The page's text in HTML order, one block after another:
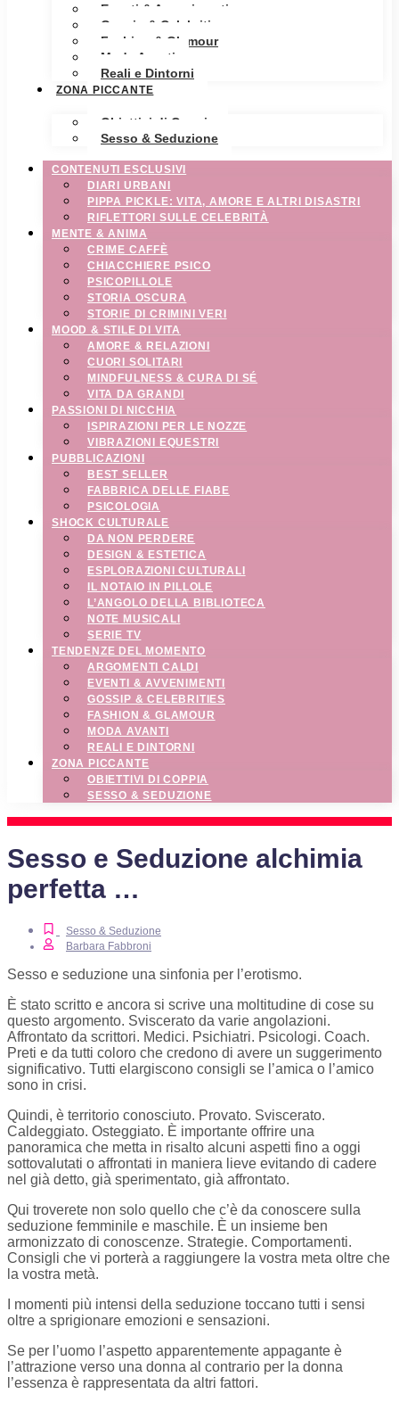
Eventi & Avvenimenti
Gossip & Celebrities
Fashion & Glamour
Moda Avanti
Reali e Dintorni
ZONA PICCANTE
Obiettivi di Coppia
Sesso & Seduzione
CONTENUTI ESCLUSIVI
DIARI URBANI
PIPPA PICKLE: VITA, AMORE E ALTRI DISASTRI
RIFLETTORI SULLE CELEBRITÀ
MENTE & ANIMA
CRIME CAFFÈ
CHIACCHIERE PSICO
PSICOPILLOLE
STORIA OSCURA
STORIE DI CRIMINI VERI
MOOD & STILE DI VITA
AMORE & RELAZIONI
CUORI SOLITARI
MINDFULNESS & CURA DI SÉ
VITA DA GRANDI
PASSIONI DI NICCHIA
ISPIRAZIONI PER LE NOZZE
VIBRAZIONI EQUESTRI
PUBBLICAZIONI
BEST SELLER
FABBRICA DELLE FIABE
PSICOLOGIA
SHOCK CULTURALE
DA NON PERDERE
DESIGN & ESTETICA
ESPLORAZIONI CULTURALI
IL NOTAIO IN PILLOLE
L’ANGOLO DELLA BIBLIOTECA
NOTE MUSICALI
SERIE TV
TENDENZE DEL MOMENTO
ARGOMENTI CALDI
EVENTI & AVVENIMENTI
GOSSIP & CELEBRITIES
FASHION & GLAMOUR
MODA AVANTI
REALI E DINTORNI
ZONA PICCANTE
OBIETTIVI DI COPPIA
SESSO & SEDUZIONE
Sesso e Seduzione alchimia
perfetta …
Sesso & Seduzione
Barbara Fabbroni
Sesso e seduzione una sinfonia per l’erotismo.
È stato scritto e ancora si scrive una moltitudine di cose su
questo argomento. Sviscerato da varie angolazioni.
Affrontato da scrittori. Medici. Psichiatri. Psicologi. Coach.
Preti e da tutti coloro che credono di avere un suggerimento
significativo. Tutti elargiscono consigli se l’amica o l’amico
sono in crisi.
Quindi, è territorio conosciuto. Provato. Sviscerato.
Caldeggiato. Osteggiato. È importante offrire una
panoramica che metta in risalto alcuni aspetti fino a oggi
sottovalutati o affrontati in maniera lieve evitando di cadere
nel già detto, già sperimentato, già affrontato.
Qui troverete non solo quello che c’è da conoscere sulla
seduzione femminile e maschile. È un insieme ben
armonizzato di conoscenze. Strategie. Comportamenti.
Consigli che vi porterà a raggiungere la vostra meta oltre che
la vostra metà.
I momenti più intensi della seduzione toccano tutti i sensi
oltre a sprigionare emozioni e sensazioni.
Se per l’uomo l’aspetto apparentemente appagante è
l’attrazione verso una donna al contrario per la donna
l’essenza è rappresentata da altri fattori.